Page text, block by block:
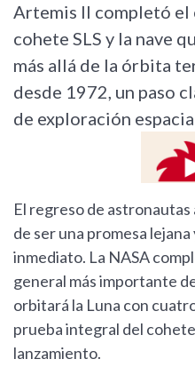
Artemis II completó el
cohete SLS y la nave
más allá de la órbita
desde 1972, un paso
de exploración
El regreso de
de ser una promesa
inmediato. La NASA
general más importante
orbitará la Luna con
prueba integral del
lanzamiento.